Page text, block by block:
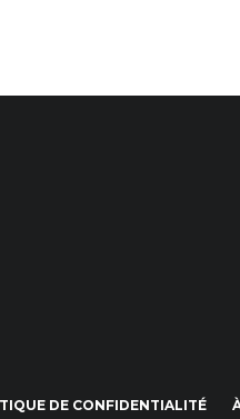
DE CONFIDENTIALITÉ